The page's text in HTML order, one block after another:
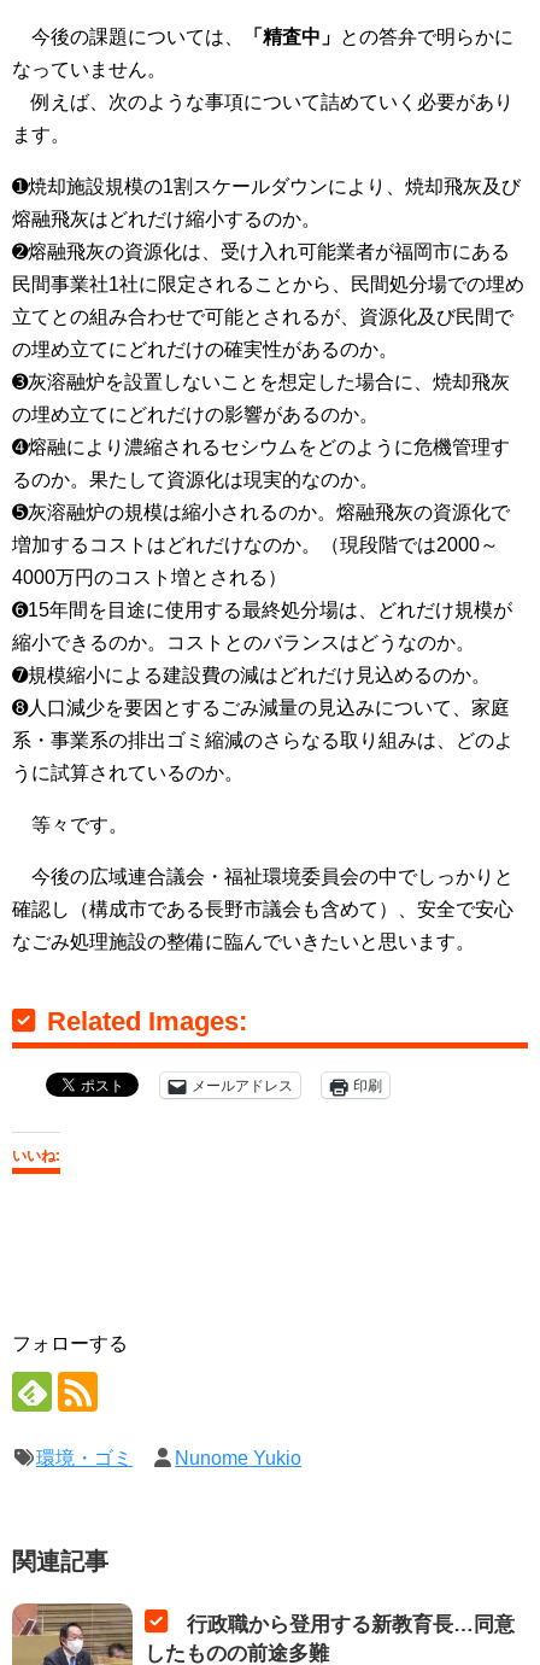
今後の課題については、 「精査中」 との答弁で明らかに
なっていません。
例えば、次のような事項について詰めていく必要があり
ます。
➊焼却施設規模の1割スケールダウンにより、焼却飛灰及び
熔融飛灰はどれだけ縮小するのか。
➋熔融飛灰の資源化は、受け入れ可能業者が福岡市にある
民間事業社1社に限定されることから、民間処分場での埋め
立てとの組み合わせで可能とされるが、資源化及び民間で
の埋め立てにどれだけの確実性があるのか。
➌灰溶融炉を設置しないことを想定した場合に、焼却飛灰
の埋め立てにどれだけの影響があるのか。
➍熔融により濃縮されるセシウムをどのように危機管理す
るのか。果たして資源化は現実的なのか。
➎灰溶融炉の規模は縮小されるのか。熔融飛灰の資源化で
増加するコストはどれだけなのか。（現段階では2000～
4000万円のコスト増とされる）
➏15年間を目途に使用する最終処分場は、どれだけ規模が
縮小できるのか。コストとのバランスはどうなのか。
➐規模縮小による建設費の減はどれだけ見込めるのか。
➑人口減少を要因とするごみ減量の見込みについて、家庭
系・事業系の排出ゴミ縮減のさらなる取り組みは、どのよ
うに試算されているのか。
等々です。
今後の広域連合議会・福祉環境委員会の中でしっかりと
確認し（構成市である長野市議会も含めて）、安全で安心
なごみ処理施設の整備に臨んでいきたいと思います。
Related Images:
メールアドレス 印刷
いいね:
フォローする
環境・ゴミ Nunome Yukio
関連記事
行政職から登用する新教育長…同意
したものの前途多難